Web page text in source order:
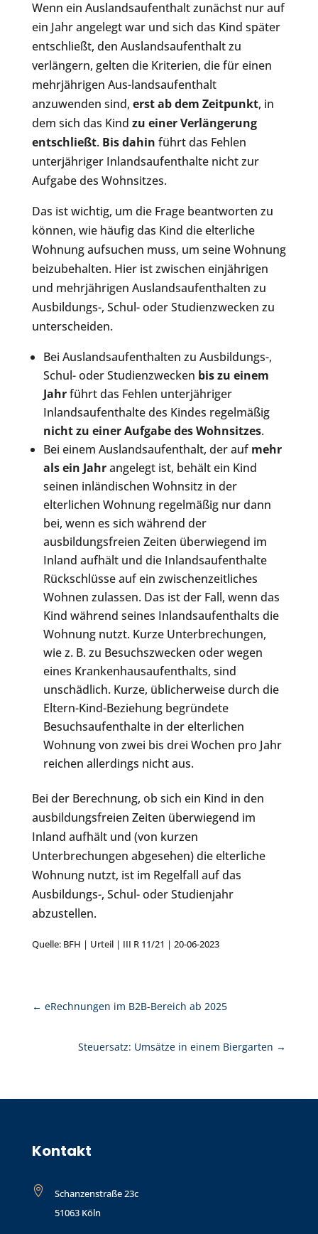
Wenn ein Auslandsaufenthalt zunächst nur auf
ein Jahr angelegt war und sich das Kind später
entschließt, den Auslandsaufenthalt zu
verlängern, gelten die Kriterien, die für einen
mehrjährigen Aus-landsaufenthalt
anzuwenden sind, erst ab dem Zeitpunkt, in
dem sich das Kind zu einer Verlängerung
entschließt. Bis dahin führt das Fehlen
unterjähriger Inlandsaufenthalte nicht zur
Aufgabe des Wohnsitzes.
Das ist wichtig, um die Frage beantworten zu
können, wie häufig das Kind die elterliche
Wohnung aufsuchen muss, um seine Wohnung
beizubehalten. Hier ist zwischen einjährigen
und mehrjährigen Auslandsaufenthalten zu
Ausbildungs-, Schul- oder Studienzwecken zu
unterscheiden.
Bei Auslandsaufenthalten zu Ausbildungs-,
Schul- oder Studienzwecken bis zu einem
Jahrführt das Fehlen unterjähriger
Inlandsaufenthalte des Kindes regelmäßig
nicht zu einer Aufgabe des Wohnsitzes.
Bei einem Auslandsaufenthalt, der aufmehr
als ein Jahrangelegt ist, behält ein Kind
seinen inländischen Wohnsitz in der
elterlichen Wohnung regelmäßig nur dann
bei, wenn es sich während der
ausbildungsfreien Zeiten überwiegend im
Inland aufhält und die Inlandsaufenthalte
Rückschlüsse auf ein zwischenzeitliches
Wohnen zulassen. Das ist der Fall, wenn das
Kind während seines Inlandsaufenthalts die
Wohnung nutzt. Kurze Unterbrechungen,
wie z. B. zu Besuchszwecken oder wegen
eines Krankenhausaufenthalts, sind
unschädlich. Kurze, üblicherweise durch die
Eltern-Kind-Beziehung begründete
Besuchsaufenthalte in der elterlichen
Wohnung von zwei bis drei Wochen pro Jahr
reichen allerdings nicht aus.
Bei der Berechnung, ob sich ein Kind in den
ausbildungsfreien Zeiten überwiegend im
Inland aufhält und (von kurzen
Unterbrechungen abgesehen) die elterliche
Wohnung nutzt, ist im Regelfall auf das
Ausbildungs-, Schul- oder Studienjahr
abzustellen.
Quelle: BFH | Urteil | III R 11/21 | 20-06-2023
← eRechnungen im B2B-Bereich ab 2025
Steuersatz: Umsätze in einem Biergarten →
Kontakt

Schanzenstraße 23c
51063 Köln